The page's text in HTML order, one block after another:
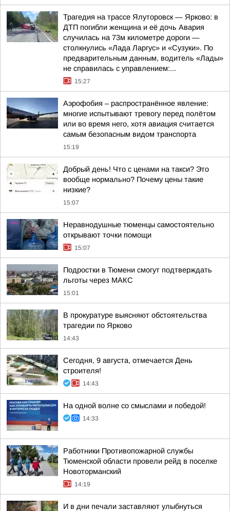
Трагедия на трассе Ялуторовск — Ярково: в
ДТП погибли женщина и её дочь Авария
случилась на 73м километре дороги —
столкнулись «Лада Ларгус» и «Сузуки». По
предварительным данным, водитель «Лады»
не справилась с управлением:...
15:27
Аэрофобия – распространённое явление:
многие испытывают тревогу перед полётом
или во время него, хотя авиация считается
самым безопасным видом транспорта
15:19
Добрый день! Что с ценами на такси? Это
вообще нормально? Почему цены такие
низкие?
15:07
Неравнодушные тюменцы самостоятельно
открывают точки помощи
15:07
Подростки в Тюмени смогут подтверждать
льготы через MAКС
15:01
В прокуратуре выясняют обстоятельства
трагедии по Ярково
14:43
Сегодня, 9 августа, отмечается День
строителя!
14:43
На одной волне со смыслами и победой!
14:33
Работники Противопожарной службы
Тюменской области провели рейд в поселке
Новоторманский
14:19
И в дни печали заставляют улыбнуться